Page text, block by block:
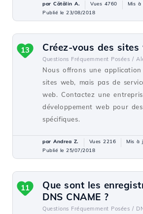
par Cătălin A. Vues 4760
Mis
Publié le 23/08/2018
Créez-vous des sites
Questions Fréquemment Posées /
Nous offrons une
sites web, mais pas de
web. Contactez une
développement web pour
spécifiques.
13
par Andrea Z. Vues 2216
Mis à
Publié le 25/07/2018
Que sont les
DNS CNAME ?
Questions Fréquemment Posées /
11